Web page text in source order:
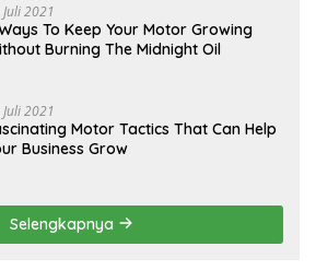
Juli 2021
To Keep Your Motor Growing
Burning The Midnight Oil
Juli 2021
Motor Tactics That Can Help
Business Grow
Selengkapnya